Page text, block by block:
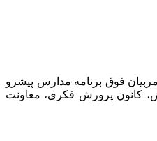
فوق برنامه مدارس پیشرو
کانون پرورش فکری، معاونت